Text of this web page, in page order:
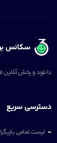
سکانس
دانلود و پخش آنلاین
دسترسی سریع
لیست تمامی